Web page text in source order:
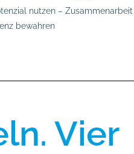
nutzen –
bewahren
Vier